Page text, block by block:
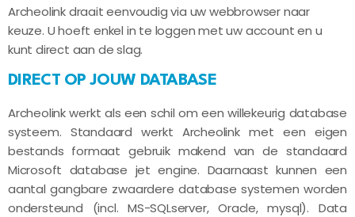
Archeolink draait eenvoudig via uw webbrowser naar
keuze. U hoeft enkel in te loggen met uw account en u
kunt direct aan de slag.
DIRECT OP JOUW DATABASE
Archeolink werkt als een schil om een willekeurig database
systeem. Standaard werkt Archeolink met een eigen
bestands formaat gebruik makend van de standaard
Microsoft database jet engine. Daarnaast kunnen een
aantal gangbare zwaardere database systemen worden
ondersteund (incl. MS-SQLserver, Oracle, mysql). Data